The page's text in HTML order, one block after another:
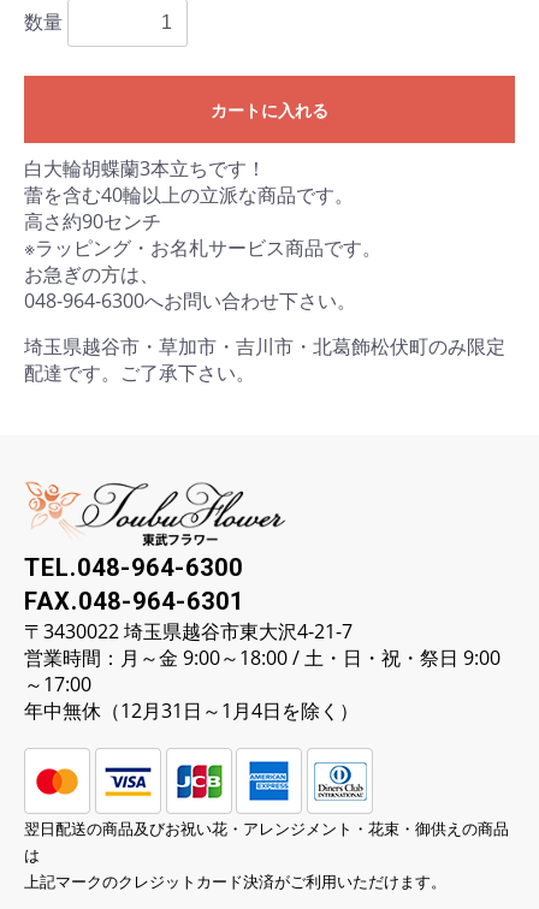
数量
カートに入れる
白大輪胡蝶蘭3本立ちです！
蕾を含む40輪以上の立派な商品です。
高さ約90センチ
※ラッピング・お名札サービス商品です。
お急ぎの方は、
048-964-6300へお問い合わせ下さい。
埼玉県越谷市・草加市・吉川市・北葛飾松伏町のみ限定
配達です。ご了承下さい。
TEL.048-964-6300
FAX.048-964-6301
〒3430022 埼玉県越谷市東大沢4-21-7
営業時間：月～金 9:00～18:00 / 土・日・祝・祭日 9:00
～17:00
年中無休（12月31日～1月4日を除く）
翌日配送の商品及びお祝い花・アレンジメント・花束・御供えの商品
は
上記マークのクレジットカード決済がご利用いただけます。